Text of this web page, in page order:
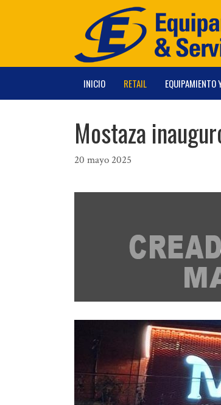
INICIO RETAIL EQUIPAMIENTO
Mostaza
20 mayo 2025